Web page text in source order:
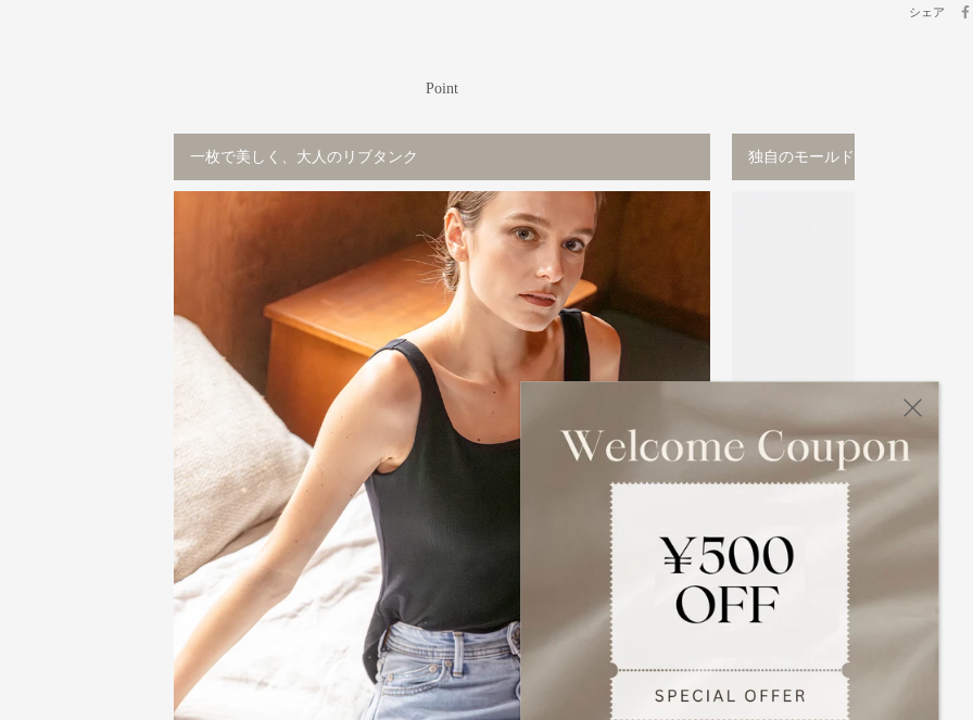
シェア
Point
一枚で美しく、大人のリブタンク 独自のモールドカップ